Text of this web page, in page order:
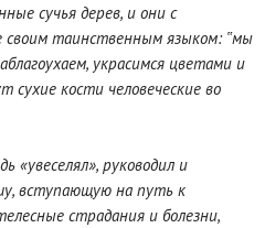
сучья дерев, и они с
своим таинственным языком: ‟мы
украсимся цветами и
кости человеческие во
руководил и
вступающую на путь к
страдания и болезни,